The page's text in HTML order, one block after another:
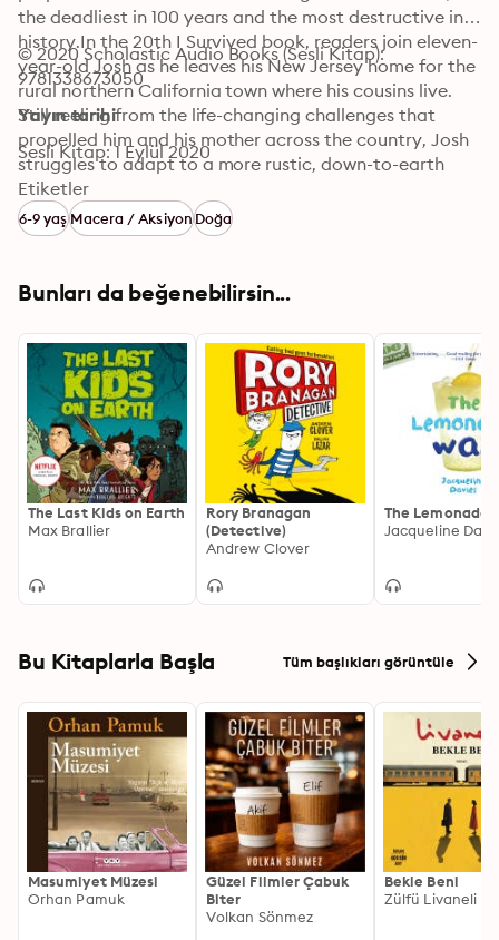
the deadliest in 100 years and the most destructive in
history.In the 20th I Survived book, readers join eleven-
year-old Josh as he leaves his New Jersey home for the
rural northern California town where his cousins live.
Still reeling from the life-changing challenges that
propelled him and his mother across the country, Josh
struggles to adapt to a more rustic, down-to-earth
lifestyle that couldn't be more different from the one
he is used to.Josh and his cousin bond over tacos and
reptiles and jokes, but on a trip into the nearby forest,
moving firestorm, a super-heated monster that will
soon lay waste to millions of acres of wilderness and --
family issues burning him up inside, but first he'll have
to survive the flames blazing all around him.
© 2020 Scholastic Audio Books (Sesli Kitap):
9781338673050
Yayın tarihi
Sesli Kitap: 1 Eylül 2020
Etiketler
6-9 yaşMacera / AksiyonDoğa
Bunları da beğenebilirsin...
The Last Kids on Earth
Max Brallier
Rory Branagan
(Detective)
Andrew Clover
The Lemonade
Jacqueline
Bu Kitaplarla Başla Tüm başlıkları görüntüle
Masumiyet Müzesi
Orhan Pamuk
Güzel Filmler Çabuk
Biter
Volkan Sönmez
Bekle Beni
Zülfü Livaneli